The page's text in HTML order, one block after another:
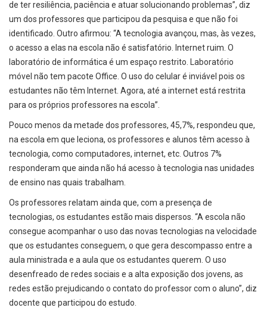
de ter resiliência, paciência e atuar solucionando problemas”, diz
um dos professores que participou da pesquisa e que não foi
identificado. Outro afirmou: “A tecnologia avançou, mas, às vezes,
o acesso a elas na escola não é satisfatório. Internet ruim. O
laboratório de informática é um espaço restrito. Laboratório
móvel não tem pacote Office. O uso do celular é inviável pois os
estudantes não têm Internet. Agora, até a internet está restrita
para os próprios professores na escola”.
Pouco menos da metade dos professores, 45,7%, respondeu que,
na escola em que leciona, os professores e alunos têm acesso à
tecnologia, como computadores, internet, etc. Outros 7%
responderam que ainda não há acesso à tecnologia nas unidades
de ensino nas quais trabalham.
Os professores relatam ainda que, com a presença de
tecnologias, os estudantes estão mais dispersos. “A escola não
consegue acompanhar o uso das novas tecnologias na velocidade
que os estudantes conseguem, o que gera descompasso entre a
aula ministrada e a aula que os estudantes querem. O uso
desenfreado de redes sociais e a alta exposição dos jovens, as
redes estão prejudicando o contato do professor com o aluno”, diz
docente que participou do estudo.